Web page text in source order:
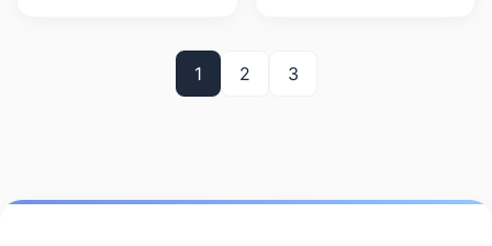
1 2 3